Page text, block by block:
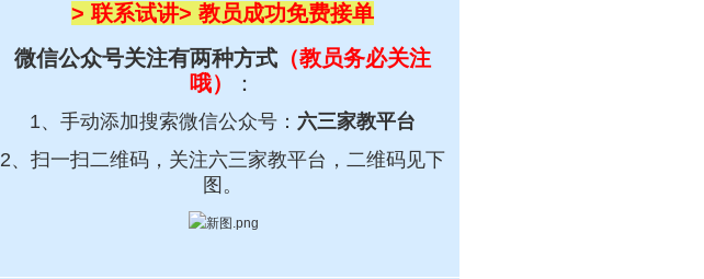
> 联系试讲> 教员成功免费接单
微信公众号关注有两种方式（教员务必关注
哦）
：
1、手动添加搜索微信公众号： 六三家教平台
2、扫一扫二维码，关注六三家教平台， 二维码见下
图。